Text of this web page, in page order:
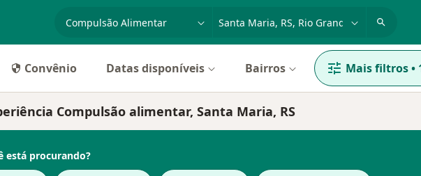
Convênio Datas disponíveis Bairros Mais filtros•
Compulsão alimentar, Santa Maria, RS
está procurando?